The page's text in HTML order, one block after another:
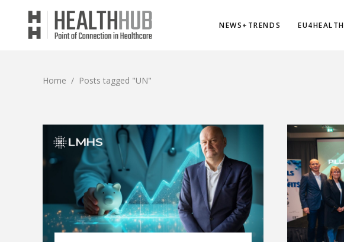
NEWS+TRENDS EU4HEALTH
Home / Posts tagged "UN"